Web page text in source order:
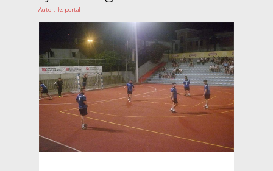
Autor: Iks portal